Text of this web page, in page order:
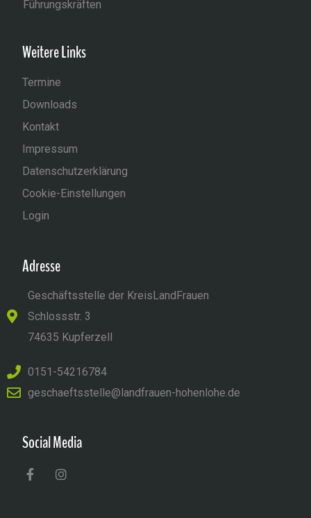
Führungskräften
Weitere Links
Termine
Downloads
Kontakt
Impressum
Datenschutzerklärung
Cookie-Einstellungen
Login
Adresse
Geschäftsstelle der KreisLandFrauen
Schlossstr. 3
74635 Kupferzell
0151-54216784
geschaeftsstelle@landfrauen-hohenlohe.de
Social Media